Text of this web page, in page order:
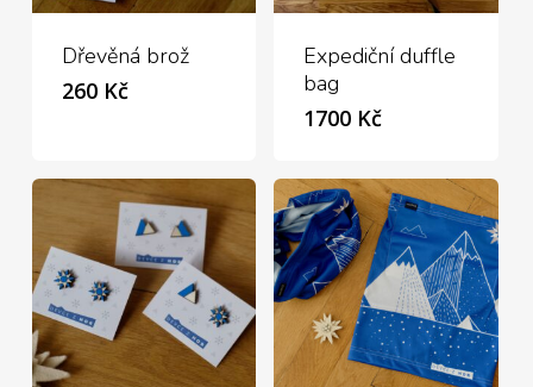
Dřevěná brož
260 Kč
Expediční duffle
bag
1700 Kč